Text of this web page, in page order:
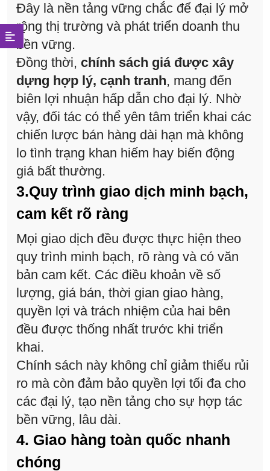
Đây là nền tảng vững chắc để đại lý mở
rộng thị trường và phát triển doanh thu
bền vững.
Đồng thời, chính sách giá được xây
dựng hợp lý, cạnh tranh, mang đến
biên lợi nhuận hấp dẫn cho đại lý. Nhờ
vậy, đối tác có thể yên tâm triển khai các
chiến lược bán hàng dài hạn mà không
lo tình trạng khan hiếm hay biến động
giá bất thường.
3.Quy trình giao dịch minh bạch,
cam kết rõ ràng
Mọi giao dịch đều được thực hiện theo
quy trình minh bạch, rõ ràng và có văn
bản cam kết. Các điều khoản về số
lượng, giá bán, thời gian giao hàng,
quyền lợi và trách nhiệm của hai bên
đều được thống nhất trước khi triển
khai.
Chính sách này không chỉ giảm thiểu rủi
ro mà còn đảm bảo quyền lợi tối đa cho
các đại lý, tạo nền tảng cho sự hợp tác
bền vững, lâu dài.
4. Giao hàng toàn quốc nhanh
chóng